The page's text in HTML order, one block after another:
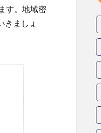
す。地域密
きましょ